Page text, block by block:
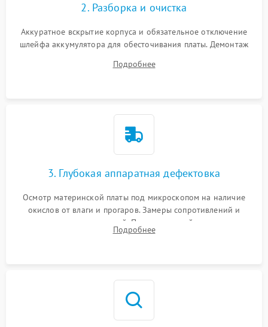
2. Разборка и очистка
Аккуратное вскрытие корпуса и обязательное отключение
шлейфа аккумулятора для обесточивания платы. Демонтаж
высохшей термопасты с кристаллов чипов.
Подробнее
3. Глубокая аппаратная дефектовка
Осмотр материнской платы под микроскопом на наличие
окислов от влаги и прогаров. Замеры сопротивлений и
дежурных напряжений. Проверка цепей питания,
мультиконтроллера, процессора и видеочипа.
Подробнее